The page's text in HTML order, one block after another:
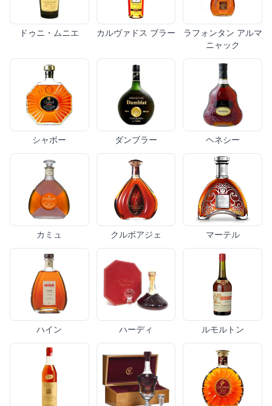
ドゥニ・ムニエ カルヴァドス ブラー
ラフォンタン アルマ
ニャック
シャボー ダンブラー ヘネシー
カミュ クルボアジェ マーテル
ハイン ハーディ ルモルトン